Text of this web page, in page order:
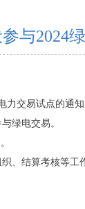
与2024
交易试点的通知
绿电交易。
、结算考核等工